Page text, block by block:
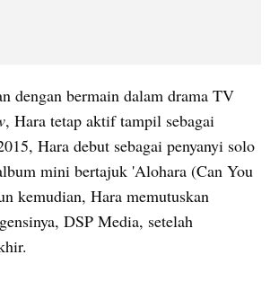
dengan bermain dalam drama TV
, Hara tetap aktif tampil sebagai
Hara debut sebagai penyanyi solo
mini bertajuk 'Alohara (Can You
kemudian, Hara memutuskan
DSP Media, setelah